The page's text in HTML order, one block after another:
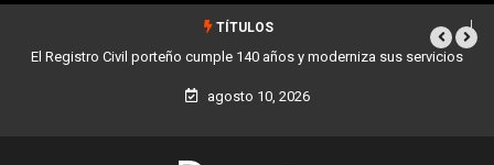
TÍTULOS
Civil porteño cumple 140 años y moderniza sus servicios Buenos Aires
agosto 10, 2026